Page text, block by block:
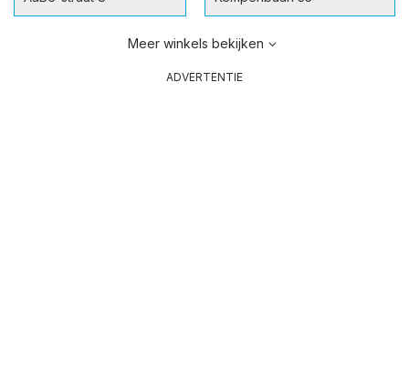
Meer winkels bekijken
ADVERTENTIE